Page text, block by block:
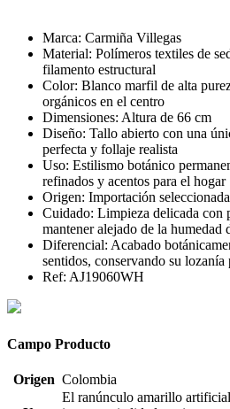
Marca: Carmiña Villegas
Material: Polímeros textiles de
filamento estructural
Color: Blanco marfil de alta
orgánicos en el centro
Dimensiones: Altura de 66 cm
Diseño: Tallo abierto con una
perfecta y follaje realista
Uso: Estilismo botánico
refinados y acentos para el hogar
Origen: Importación
Cuidado: Limpieza delicada con
mantener alejado de la humedad
Diferencial: Acabado
sentidos, conservando su lozanía
Ref: AJ19060WH
Campo Producto
Origen Colombia
El ranúnculo amarillo